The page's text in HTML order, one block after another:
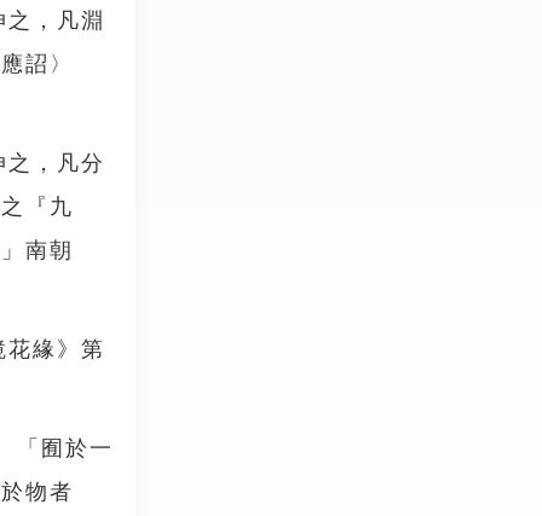
，凡淵
詔〉
，凡分
『九
南朝
緣》第
「囿於一
物者